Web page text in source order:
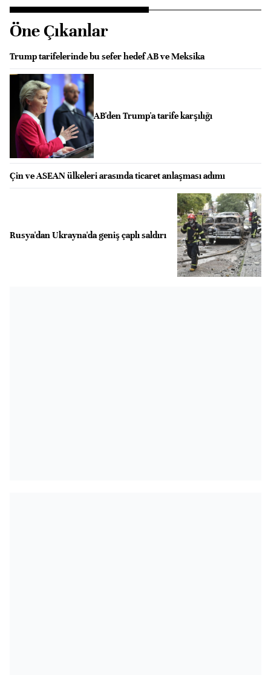
Öne Çıkanlar
Trump tarifelerinde bu sefer hedef AB ve Meksika
AB'den Trump'a tarife karşılığı
Çin ve ASEAN ülkeleri arasında ticaret anlaşması adımı
Rusya'dan Ukrayna'da geniş çaplı saldırı